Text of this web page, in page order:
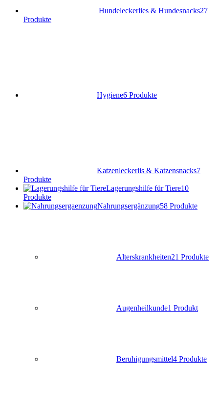
Hundeleckerlies & Hundesnacks27
Produkte
Hygiene6 Produkte
Katzenleckerlis & Katzensnacks7
Produkte
Lagerungshilfe für Tiere10
Produkte
Nahrungsergänzung58 Produkte
Alterskrankheiten21 Produkte
Augenheilkunde1 Produkt
Beruhigungsmittel4 Produkte